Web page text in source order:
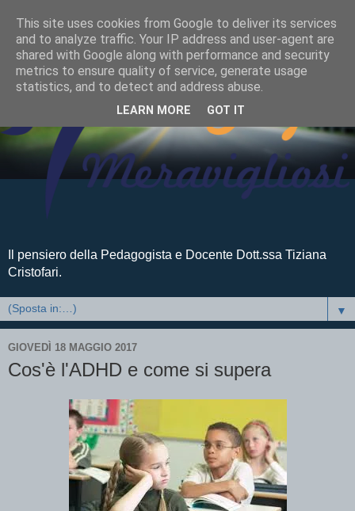
Il pensiero della Pedagogista e Docente Dott.ssa Tiziana
Cristofari.
▼
GIOVEDÌ 18 MAGGIO 2017
Cos'è l'ADHD e come si supera
This site uses cookies from Google to deliver its services
and to analyze traffic. Your IP address and user-agent are
shared with Google along with performance and security
metrics to ensure quality of service, generate usage
statistics, and to detect and address abuse.
LEARN MORE GOT IT